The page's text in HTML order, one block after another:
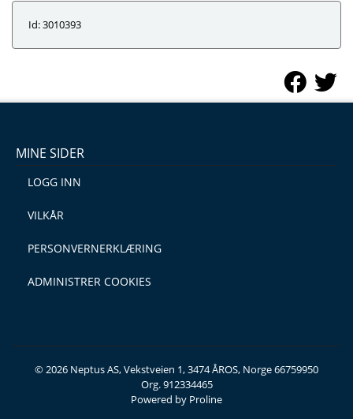
Id: 3010393
MINE SIDER
LOGG INN
VILKÅR
PERSONVERNERKLÆRING
ADMINISTRER COOKIES
© 2026 Neptus AS, Vekstveien 1, 3474 ÅROS, Norge 66759950
Org. 912334465
Powered by Proline